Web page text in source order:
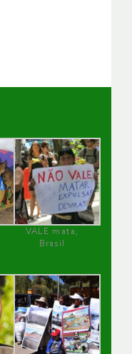
VALE mata,
Brasil